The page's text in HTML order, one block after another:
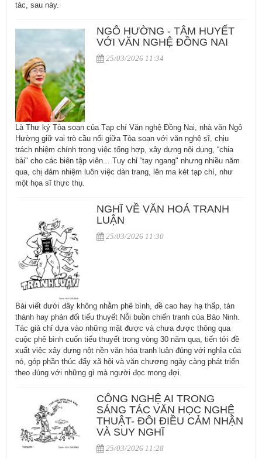
tác, sau này.
NGÔ HƯỜNG - TÂM HUYẾT
VỚI VĂN NGHỆ ĐỒNG NAI
25/03/2026 11:34
Là Thư ký Tòa soạn của Tạp chí Văn nghệ Đồng Nai, nhà văn Ngô
Hường giữ vai trò cầu nối giữa Tòa soạn với văn nghệ sĩ, chịu
trách nhiệm chính trong việc tổng hợp, xây dựng nội dung, “chia
bài" cho các biên tập viên... Tuy chỉ “tay ngang" nhưng nhiều năm
qua, chị đảm nhiệm luôn việc dàn trang, lên ma két tạp chí, như
một họa sĩ thực thụ.
NGHĨ VỀ VĂN HOÁ TRANH
LUẬN
25/03/2026 11:30
Bài viết dưới đây không nhằm phê bình, đề cao hay hạ thấp, tán
thành hay phản đối tiểu thuyết Nỗi buồn chiến tranh của Bảo Ninh.
Tác giả chỉ dựa vào những mặt được và chưa được thông qua
cuộc phê bình cuốn tiểu thuyết trong vòng 30 năm qua, tiến tới đề
xuất việc xây dựng nột nền văn hóa tranh luận đúng với nghĩa của
nó, góp phần thúc đẩy xã hội và văn chương ngày càng phát triển
theo đúng với những gì mà người đọc mong đợi.
CÔNG NGHỆ AI TRONG
SÁNG TÁC VĂN HỌC NGHỆ
THUẬT- ĐÔI ĐIỀU CẢM NHẬN
VÀ SUY NGHĨ
25/03/2026 11:28